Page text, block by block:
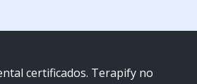
certificados. Terapify no